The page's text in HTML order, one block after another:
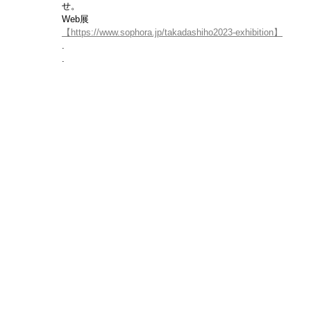
せ。
Web展
【https://www.sophora.jp/takadashiho2023-exhibition】
.
.